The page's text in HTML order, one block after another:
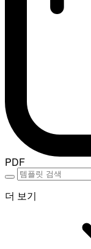
PDF
더 보기